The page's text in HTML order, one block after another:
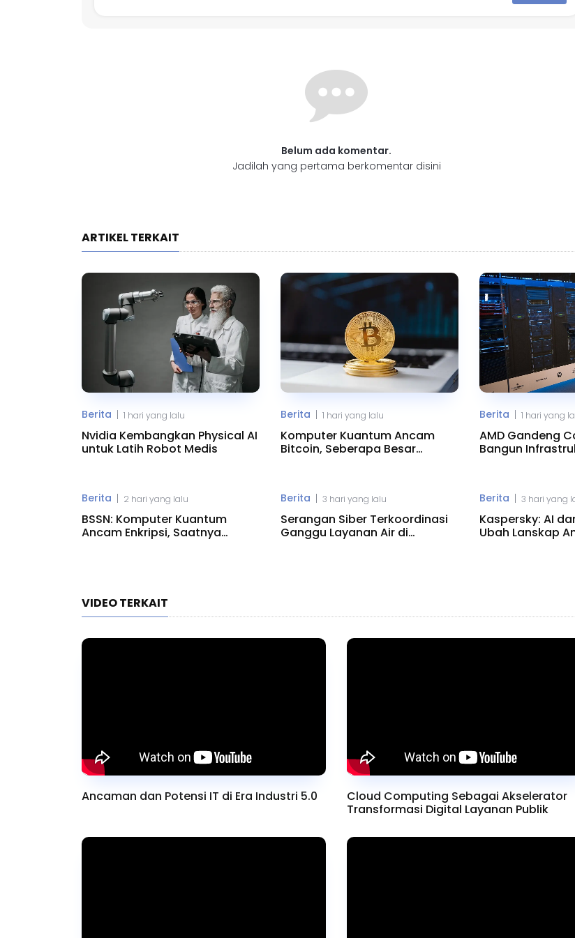
Belum ada komentar.
Jadilah yang pertama berkomentar disini
ARTIKEL TERKAIT
Berita | 1 hari yang lalu
Nvidia Kembangkan Physical AI
untuk Latih Robot Medis
Berita | 1 hari yang lalu
Komputer Kuantum Ancam
Bitcoin, Seberapa Besar
Berita | 1 hari yang
AMD Gandeng
Bangun
Berita | 2 hari yang lalu
BSSN: Komputer Kuantum
Ancam Enkripsi, Saatnya
Berita | 3 hari yang lalu
Serangan Siber Terkoordinasi
Ganggu Layanan Air di
Berita | 3 hari yang
Kaspersky: AI
Ubah Lanskap
VIDEO TERKAIT
Ancaman dan Potensi IT di Era Industri 5.0
Cloud Computing Sebagai Akselerator
Transformasi Digital Layanan Publik